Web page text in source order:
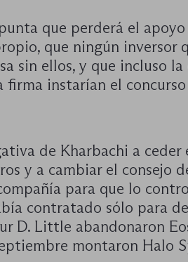
que perderá el
que ningún inversor
sin ellos, y que incluso
firma instarían el
de Kharbachi a ceder
y a cambiar el consejo
para que lo
contratado sólo para
D. Little abandonaron
montaron Halo